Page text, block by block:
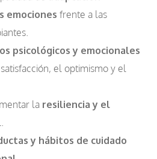
emociones frente a las
psicológicos y emocionales
el optimismo y el
la resiliencia y el
y hábitos de cuidado